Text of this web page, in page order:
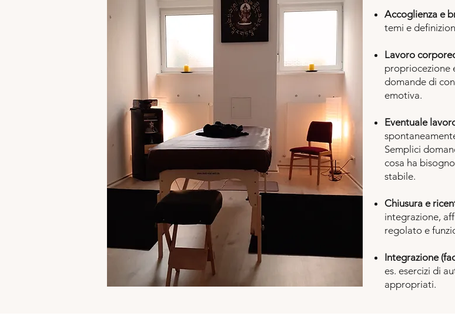
Accoglienza e
temi e
Lavoro
propriocezione
domande di
emotiva.
Eventuale
Semplici
cosa ha
stabile.
Chiusura e
integrazione,
regolato e
Integrazione
es. esercizi di
appropriati.